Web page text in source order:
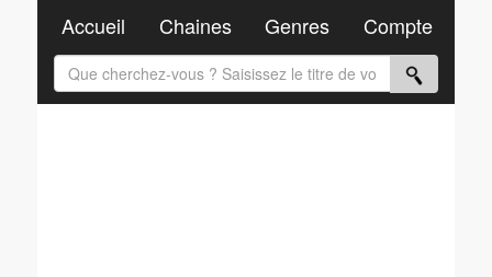
Accueil Chaines Genres Compte